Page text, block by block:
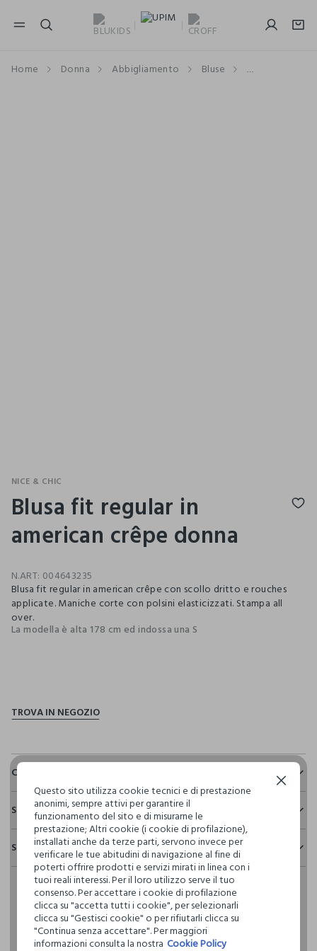
NAVIGATION.ARIA.GOTOMAINCONTENT
Home Donna Abbigliamento Bluse Con Fantasia
NICE & CHIC
Blusa fit regular in
american crêpe donna
N.ART: 004643235
Blusa fit regular in american crêpe con scollo dritto e rouches
applicate. Maniche corte con polsini elasticizzati. Stampa all
over.
La modella è alta 178 cm ed indossa una S
Composizione e cura
Composizione:
100% POLIESTERE
NON CANDEGGIARE
TEMPERATURA MASSIMA 30°C - PROCEDURA MOLTO
DELICATA
NON LAVARE A SECCO
Sostenibilità e trasparenza
Sicurezza
Il 100% dei nostri articoli viene sottoposto a test chimico-
fisici, per verificarne il rispetto dei limiti che abbiamo
definito per l’uso di sostanze chimiche, talvolta anche più
restrittivi rispetto a quelli previsti dalla normativa
internazionale.
Clicca qui per vedere i dettagli
Spedizione e resi
Hai fino a 30 giorni dalla consegna del tuo ordine online per
cambiare idea e restituire i prodotti che hai acquistato.
Questo sito utilizza cookie tecnici e di prestazione
anonimi, sempre attivi per garantire il
funzionamento del sito e di misurarne le
prestazione; Altri cookie (i cookie di profilazione),
installati anche da terze parti, servono invece per
verificare le tue abitudini di navigazione al fine di
poterti offrire prodotti e servizi mirati in linea con i
tuoi reali interessi. Per il loro utilizzo serve il tuo
consenso. Per accettare i cookie di profilazione
clicca su "accetta tutti i cookie", per selezionarli
clicca su "Gestisci cookie" o per rifiutarli clicca su
"Continua senza accettare". Per maggiori
informazioni consulta la nostra Cookie Policy
Continua senza accettare